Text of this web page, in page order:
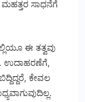
ಸಾಧನೆಗೆ
ಈ ತತ್ವವು
ಉದಾಹರಣೆಗೆ,
ಕೇವಲ